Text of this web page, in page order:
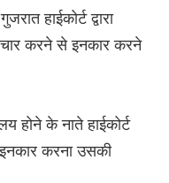
हाईकोर्ट द्वारा
करने से इनकार करने
होने के नाते हाईकोर्ट
इनकार करना उसकी